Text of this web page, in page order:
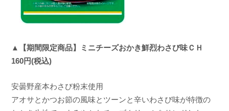
▲【期間限定商品】ミニチーズおかき鮮烈わさび味ＣＨ
160円(税込)
安曇野産本わさび粉末使用
アオサとかつお節の風味とツーンと辛いわさび味が特徴の